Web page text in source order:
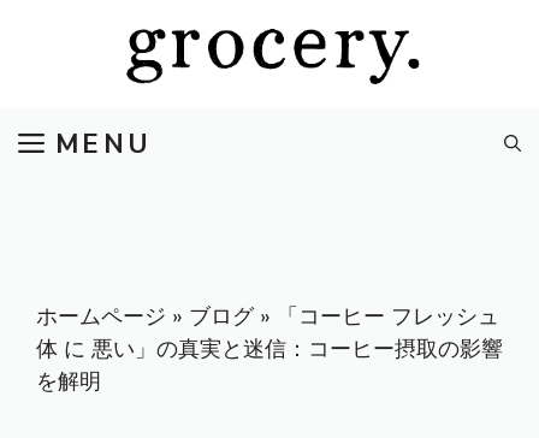
ツ
MENU
ホームページ » ブログ»
「コーヒー フレッシュ
体 に 悪い」の真実と迷信：コーヒー摂取の影響
を解明